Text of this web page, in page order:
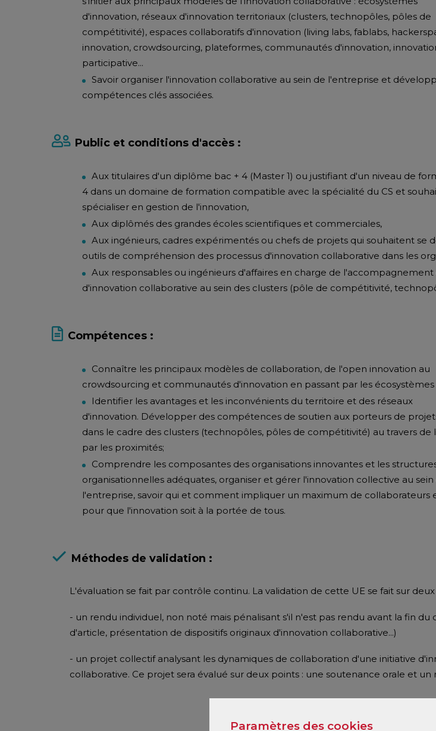
d'innovation, réseaux d'innovation territoriaux (clusters, technopôles, pôles de
compétitivité), espaces collaboratifs d'innovation (living labs, fablabs,
innovation, crowdsourcing, plateformes, communautés d'innovation,
participative...
Savoir organiser l'innovation collaborative au sein de l'entreprise et
compétences clés associées.
Public et conditions d'accès :
Aux titulaires d'un diplôme bac + 4 (Master 1) ou justifiant d'un niveau de
4 dans un domaine de formation compatible avec la spécialité du CS et
spécialiser en gestion de l'innovation,
Aux diplômés des grandes écoles scientifiques et commerciales,
Aux ingénieurs, cadres expérimentés ou chefs de projets qui souhaitent se
outils de compréhension des processus d'innovation collaborative dans les
Aux responsables ou ingénieurs d'affaires en charge de
d'innovation collaborative au sein des clusters (pôle de compétitivité,
Compétences :
Connaître les principaux modèles de collaboration, de l'open innovation au
crowdsourcing et communautés d'innovation en passant par les écosystèmes
Identifier les avantages et les inconvénients du territoire et des réseaux
d'innovation. Développer des compétences de soutien aux porteurs de
dans le cadre des clusters (technopôles, pôles de compétitivité) au travers de
par les proximités;
Comprendre les composantes des organisations innovantes et les
organisationnelles adéquates, organiser et gérer l'innovation collective au sein
l'entreprise, savoir qui et comment impliquer un maximum de collaborateurs
pour que l'innovation soit à la portée de tous.
Méthodes de validation :
L'évaluation se fait par contrôle continu. La validation de cette UE se fait sur deux
- un rendu individuel, non noté mais pénalisant s'il n'est pas rendu avant la fin du
d'article, présentation de dispositifs originaux d'innovation collaborative...)
- un projet collectif analysant les dynamiques de collaboration d'une initiative
collaborative. Ce projet sera évalué sur deux points : une soutenance orale et un
Paramètres des cookies